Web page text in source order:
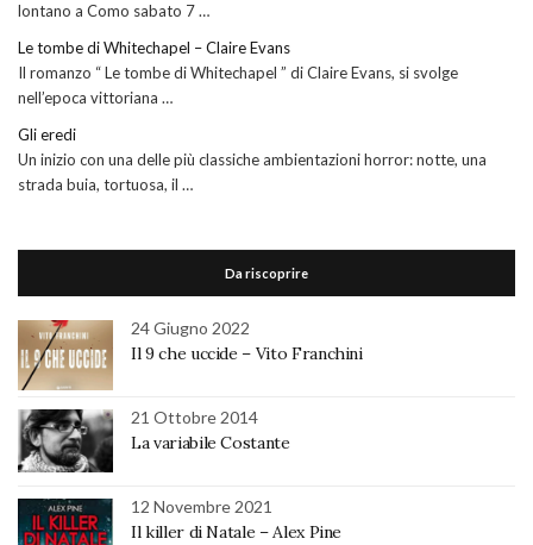
lontano a Como sabato 7 …
Le tombe di Whitechapel – Claire Evans
Il romanzo “ Le tombe di Whitechapel ” di Claire Evans, si svolge
nell’epoca vittoriana …
Gli eredi
Un inizio con una delle più classiche ambientazioni horror: notte, una
strada buia, tortuosa, il …
Da riscoprire
24 Giugno 2022
Il 9 che uccide – Vito Franchini
21 Ottobre 2014
La variabile Costante
12 Novembre 2021
Il killer di Natale – Alex Pine